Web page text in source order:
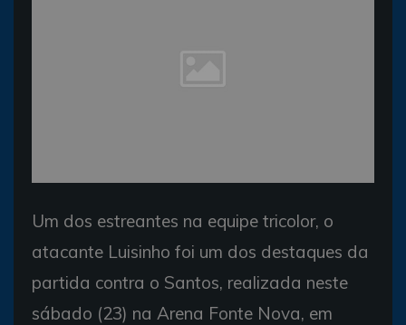
Um dos estreantes na equipe tricolor, o
atacante Luisinho foi um dos destaques da
partida contra o Santos, realizada neste
sábado (23) na Arena Fonte Nova, em